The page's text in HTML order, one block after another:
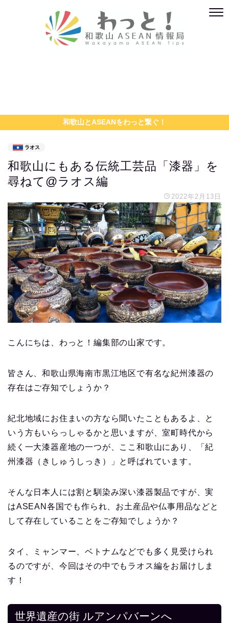
和歌山とASEANをわっと繋ぐ！
ラオス
和歌山にもある伝統工芸品「漆器」を
尋ねて@ラオス編
2022年2月13日
こんにちは、わっと！編集部の山家です。
皆さん、和歌山県海南市黒江地区で有名な紀州漆器の
存在はご存知でしょうか？
紀北地域にお住まいの方なら聞いたこともあるよ、と
いう方もいらっしゃるかと思いますが、室町時代から
続く一大漆器産地の一つが、ここ和歌山にあり、「紀
州漆器（きしゅうしっき）」と呼ばれています。
そんな日本人には割と馴染み深い漆器製品ですが、実
はASEAN各国でも作られ、お土産品や仏事用品などと
して存在していることをご存知でしょうか？
タイ、ミャンマー、ベトナムなどでも多く見受けられ
るのですが、今回はその中でもラオス編をお届けしま
す！
世界遺産の街 ルアンパバーンへ